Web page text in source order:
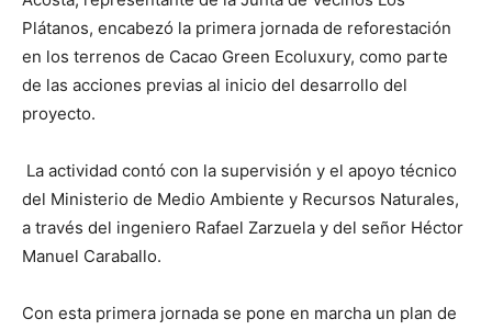
Plátanos, encabezó la primera jornada de reforestación
en los terrenos de Cacao Green Ecoluxury, como parte
de las acciones previas al inicio del desarrollo del
proyecto.
La actividad contó con la supervisión y el apoyo técnico
del Ministerio de Medio Ambiente y Recursos Naturales,
a través del ingeniero Rafael Zarzuela y del señor Héctor
Manuel Caraballo.
Con esta primera jornada se pone en marcha un plan de